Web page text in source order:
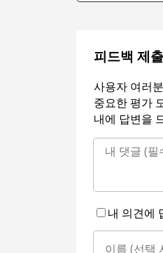
피드백 제출
사용자 여러
중요한 평가
내에 답변을
내 의견에